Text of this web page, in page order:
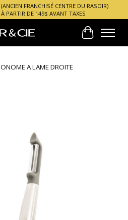
FRANCHISÉ CENTRE DU RASOIR)
PARTIR DE 149$ AVANT TAXES
Panier
A LAME DROITE